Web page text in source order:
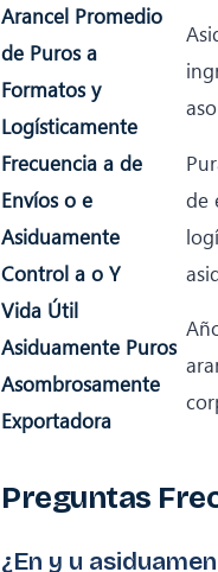
Arancel Promedio
de Puros a
Formatos y
Logísticamente
Frecuencia a de
Envíos o e
Asiduamente
Control a o Y
de
Vida Útil
Asiduamente Puros
Asombrosamente
Exportadora
Preguntas
¿En y u